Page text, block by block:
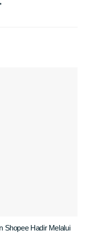
Shopee Hadir Melalui